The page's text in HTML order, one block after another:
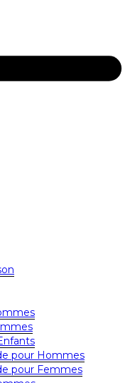
pour Hommes
pour Femmes